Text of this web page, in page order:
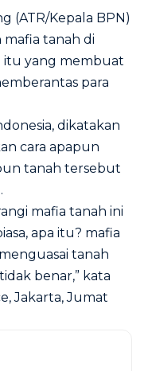
(ATR/Kepala BPN)
tanah di
itu yang membuat
para
dikatakan
cara apapun
tanah tersebut
mafia tanah ini
apa itu? mafia
tanah
benar,” kata
Jakarta, Jumat